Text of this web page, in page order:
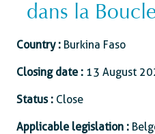
dans la
Country : Burkina Faso
Closing date : 13 August
Status : Close
Applicable legislation :